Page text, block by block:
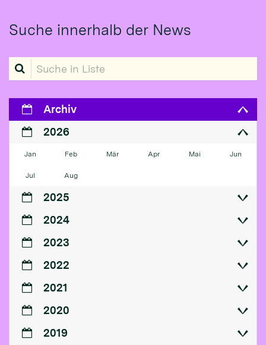
Suche innerhalb der News
Suche in Liste
Archiv
2026
Jan Feb Mär Apr Mai Jun
Jul Aug
2025
2024
2023
2022
2021
2020
2019